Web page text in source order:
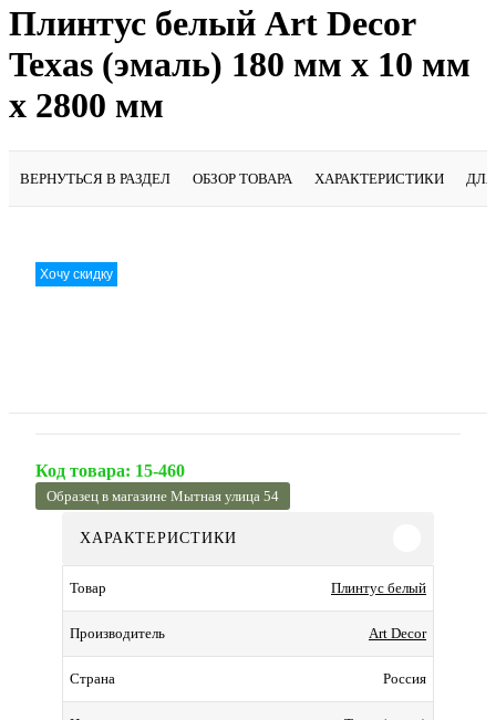
Плинтус белый Art Decor
Texas (эмаль) 180 мм х 10 мм
х 2800 мм
ВЕРНУТЬСЯ В РАЗДЕЛ ОБЗОР ТОВАРА ХАРАКТЕРИСТИКИ
Хочу скидку
Код товара: 15-460
Образец в магазине Мытная улица 54
ХАРАКТЕРИСТИКИ
Товар Плинтус белый
Производитель Art Decor
Страна Россия